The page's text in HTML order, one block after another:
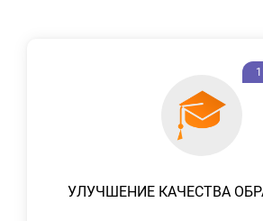
УЛУЧШЕНИЕ КАЧЕСТВА